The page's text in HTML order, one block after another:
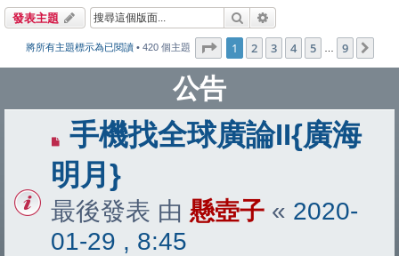
發表主題 搜尋
將所有主題標示為已閱讀• 420 個主題 第 1 頁 (共9 頁)
1 2 3 4 5 9
公告
手機找全球廣論II{廣海
明月}
最後發表 由 懸壺子 « 2020-
01-29 , 8:45